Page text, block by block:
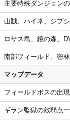
主要特殊ダンジョン
山賊、ハイネ、ジプ
ロサス島、鏡の森、
南部フィールド、密
マップデータ
フィールドボスの出
ギラン監獄の敵弱点